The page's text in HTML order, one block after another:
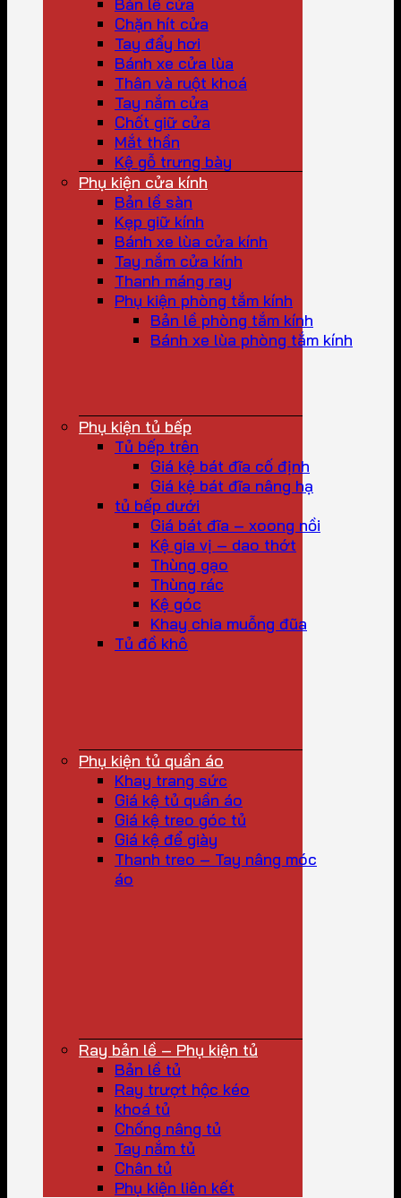
Chặn hít cửa
Tay đẩy hơi
Bánh xe cửa lùa
Thân và ruột khoá
Tay nắm cửa
Chốt giữ cửa
Mắt thần
Kệ gỗ trưng bày
Phụ kiện cửa kính
Bản lề sàn
Kẹp giữ kính
Bánh xe lùa cửa kính
Tay nắm cửa kính
Thanh máng ray
Phụ kiện phòng tắm kính
Bản lề phòng tắm kính
Bánh xe lùa phòng tắm kính
Phụ kiện tủ bếp
Tủ bếp trên
Giá kệ bát đĩa cố định
Giá kệ bát đĩa nâng hạ
tủ bếp dưới
Giá bát đĩa – xoong nồi
Kệ gia vị – dao thớt
Thùng gạo
Thùng rác
Kệ góc
Khay chia muỗng đũa
Tủ đồ khô
Phụ kiện tủ quần áo
Khay trang sức
Giá kệ tủ quần áo
Giá kệ treo góc tủ
Giá kệ để giày
Thanh treo – Tay nâng móc
áo
Ray bản lề – Phụ kiện tủ
Bản lề tủ
Ray trượt hộc kéo
khoá tủ
Chống nâng tủ
Tay nắm tủ
Chân tủ
Phụ kiện liên kết